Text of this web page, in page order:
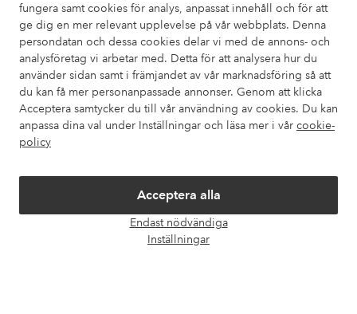
fungera samt cookies för analys, anpassat innehåll och för att
ge dig en mer relevant upplevelse på vår webbplats. Denna
persondatan och dessa cookies delar vi med de annons- och
analysföretag vi arbetar med. Detta för att analysera hur du
använder sidan samt i främjandet av vår marknadsföring så att
du kan få mer personanpassade annonser. Genom att klicka
Acceptera samtycker du till vår användning av cookies. Du kan
anpassa dina val under Inställningar och läsa mer i vår cookie-
policy
Acceptera alla
Endast nödvändiga
Inställningar
Kundservice Beställning Betalsätt
Mina sidor
Om Ellos